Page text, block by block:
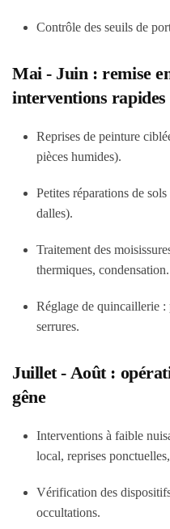
Contrôle des seuils de
Mai - Juin : remise
interventions rapides
Reprises de peinture
pièces humides).
Petites réparations de
dalles).
Traitement des
thermiques, condensation.
Réglage de quincaillerie
serrures.
Juillet - Août :
gêne
Interventions à faible
local, reprises
Vérification des
occultations.